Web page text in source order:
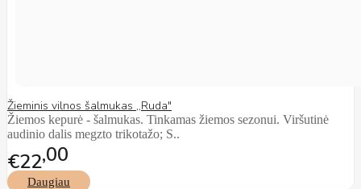
Žieminis vilnos šalmukas ,,Ruda"
Žiemos kepurė - šalmukas. Tinkamas žiemos sezonui. Viršutinė
audinio dalis megzto trikotažo; S..
€2200
Daugiau